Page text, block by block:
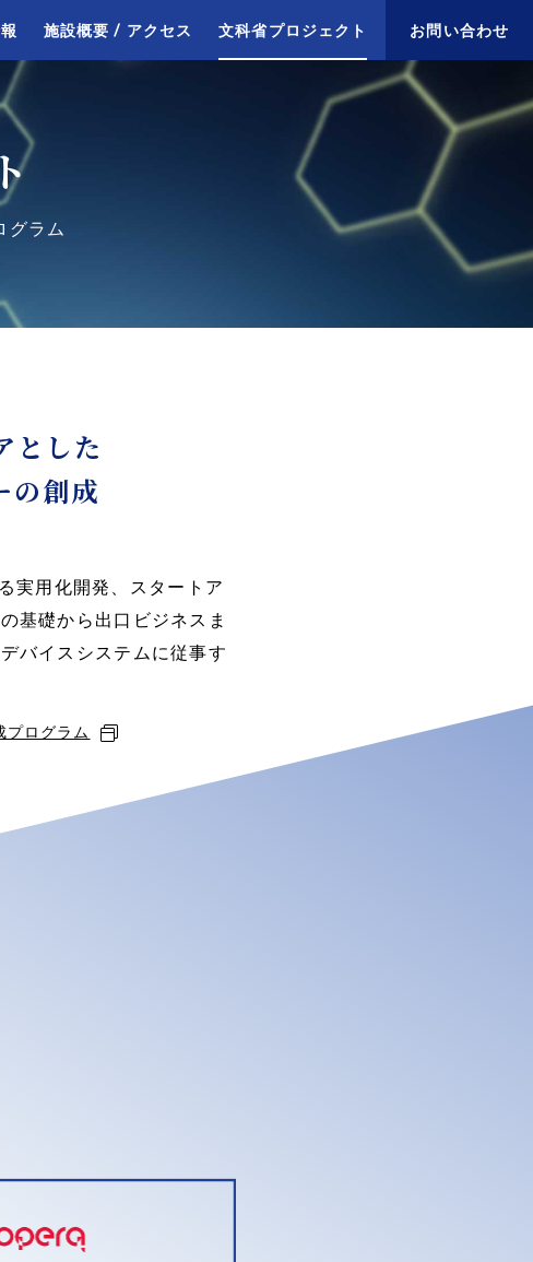
施設概要 / アクセス 文科省プロジェクト お問い合わせ
グラム
とした
の創成
実用化開発、スタートア
基礎から出口ビジネスま
バイスシステムに従事す
プログラム